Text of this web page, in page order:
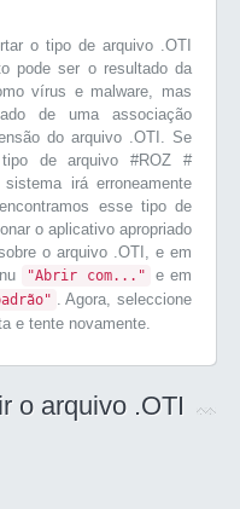
o tipo de arquivo .OTI
pode ser o resultado da
vírus e malware, mas
de uma associação
do arquivo .OTI. Se
de arquivo #ROZ #
irá erroneamente
esse tipo de
o aplicativo apropriado
o arquivo .OTI, e em
"Abrir com..."
e em
. Agora, seleccione
e tente novamente.
o arquivo .OTI